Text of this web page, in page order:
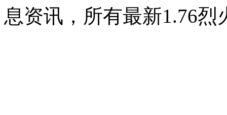
息资讯，所有最新1.76